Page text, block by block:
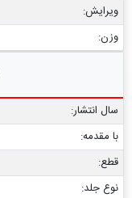
ویرایش:
وزن:
سال انتشار:
با مقدمه:
قطع:
نوع جلد: